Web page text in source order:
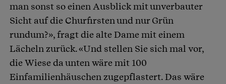
man sonst so einen Ausblick mit unverbauter
Sicht auf die Churfirsten und nur Grün
rundum?», fragt die alte Dame mit einem
Lächeln zurück. «Und stellen Sie sich mal vor,
die Wiese da unten wäre mit 100
Einfamilienhäuschen zugepflastert. Das wäre